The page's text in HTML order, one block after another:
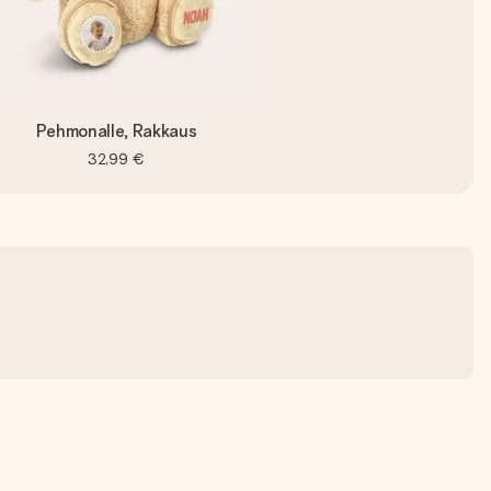
Pehmonalle, Rakkaus
32,99 €